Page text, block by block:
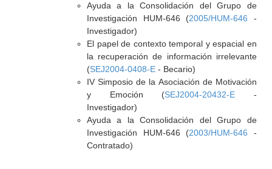
Ayuda a la Consolidación del Grupo de
Investigación HUM-646 (2005/HUM-646 -
Investigador)
El papel de contexto temporal y espacial en
la recuperación de información irrelevante
(SEJ2004-0408-E- Becario)
IV Simposio de la Asociación de Motivación
y Emoción (SEJ2004-20432-E -
Investigador)
Ayuda a la Consolidación del Grupo de
Investigación HUM-646 (2003/HUM-646 -
Contratado)